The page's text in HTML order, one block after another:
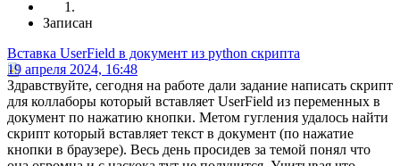
Записан
Вставка UserField в документ из python скрипта
19 апреля 2024, 16:48
Здравствуйте, сегодня на работе дали задание написать скрипт
для коллаборы который вставляет UserField из переменных в
документ по нажатию кнопки. Метом гугления удалось найти
скрипт который вставляет текст в документ (по нажатие
кнопки в браузере). Весь день просидев за темой понял что